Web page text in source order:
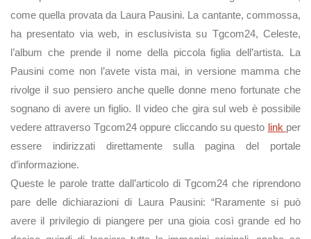
come quella provata da Laura Pausini. La cantante, commossa,
ha presentato via web, in esclusivista su Tgcom24, Celeste,
l’album che prende il nome della piccola figlia dell’artista. La
Pausini come non l’avete vista mai, in versione mamma che
rivolge il suo pensiero anche quelle donne meno fortunate che
sognano di avere un figlio. Il video che gira sul web è possibile
vedere attraverso Tgcom24 oppure cliccando su questo link per
essere indirizzati direttamente sulla pagina del portale
d’informazione.
Queste le parole tratte dall’articolo di Tgcom24 che riprendono
pare delle dichiarazioni di Laura Pausini: “Raramente si può
avere il privilegio di piangere per una gioia così grande ed ho